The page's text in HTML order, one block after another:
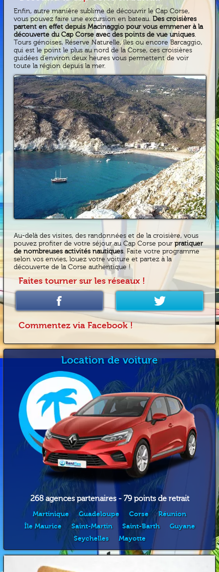
Enfin, autre manière sublime de découvrir le Cap Corse,
vous pouvez faire une excursion en bateau.Des croisières
partent en effet depuis Macinaggio pour vous emmener à la
découverte du Cap Corse avec des points de vue uniques.
Tours génoises, Réserve Naturelle, îles ou encore Barcaggio,
qui est le point le plus au nord de la Corse, ces croisières
guidées d’environ deux heures vous permettent de voir
toute la région depuis la mer.
Au-delà des visites, des randonnées et de la croisière, vous
pouvez profiter de votre séjour au Cap Corse pourpratiquer
de nombreuses activités nautiques. Faite votre programme
selon vos envies, louez votre voiture et partez à la
découverte de la Corse authentique !
Faites tourner sur les réseaux !
Commentez via Facebook !
Location de voiture
268 agences partenaires - 79 points de retrait
Martinique Guadeloupe Corse
Réunion
Île Maurice
Saint-Martin Saint-Barth
Guyane
Seychelles
Mayotte